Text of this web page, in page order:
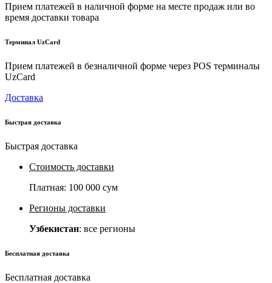
Прием платежей в наличной форме на месте продаж или во
время доставки товара
Терминал UzCard
Прием платежей в безналичной форме через POS терминалы
UzCard
Доставка
Быстрая доставка
Быстрая доставка
Стоимость доставки
Платная: 100 000 сум
Регионы доставки
Узбекистан: все регионы
Бесплатная доставка
Бесплатная доставка